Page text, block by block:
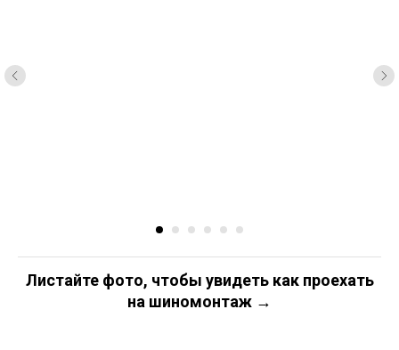
Листайте фото, чтобы увидеть как проехать
на шиномонтаж →